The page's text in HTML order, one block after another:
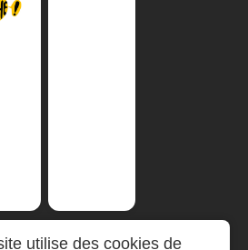
utilise des cookies de